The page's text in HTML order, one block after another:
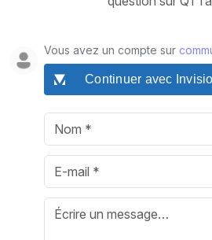
Vous avez un compte sur
Continuer avec